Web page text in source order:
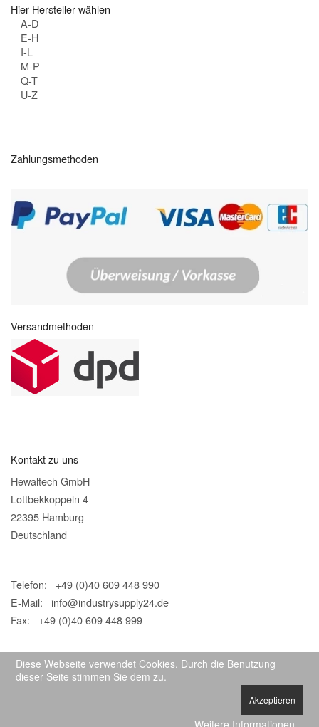
Hier Hersteller wählen
A-D
E-H
I-L
M-P
Q-T
U-Z
Zahlungsmethoden
Versandmethoden
Kontakt zu uns
Hewaltech GmbH
Lottbekkoppeln 4
22395 Hamburg
Deutschland
Telefon: +49 (0)40 609 448 990
E-Mail: info@industrysupply24.de
Fax: +49 (0)40 609 448 999
Diese Webseite verwendet Cookies. Durch die Benutzung
dieser Seite stimmen Sie dem zu.
Akzeptieren
Weitere Informationen